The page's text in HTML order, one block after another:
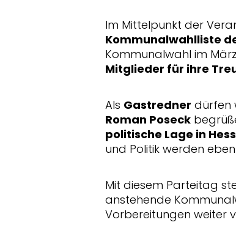
Im Mittelpunkt der
Kommunalwahlliste
Kommunalwahl im
Mitglieder für ihre
Als Gastredner dürfen
Roman Poseck
politische Lage in
und Politik werden
Mit diesem Parteitag
anstehende
Vorbereitungen weiter